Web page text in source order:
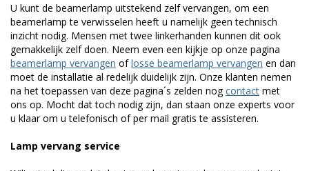
U kunt de beamerlamp uitstekend zelf vervangen, om een
beamerlamp te verwisselen heeft u namelijk geen technisch
inzicht nodig. Mensen met twee linkerhanden kunnen dit ook
gemakkelijk zelf doen. Neem even een kijkje op onze pagina
beamerlamp vervangen oflosse beamerlamp vervangen en dan
moet de installatie al redelijk duidelijk zijn. Onze klanten nemen
na het toepassen van deze pagina´s zelden nogcontact met
ons op. Mocht dat toch nodig zijn, dan staan onze experts voor
u klaar om u telefonisch of per mail gratis te assisteren.
Lamp vervang service